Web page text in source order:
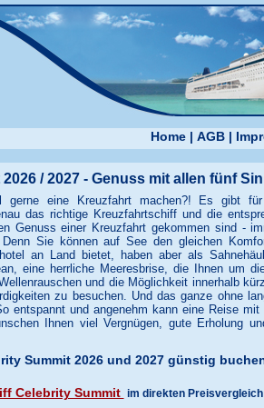
Home | AGB |
/ 2027 - Genuss mit allen fünf
gerne eine Kreuzfahrt machen?! Es gibt
das richtige Kreuzfahrtschiff und die
Genuss einer Kreuzfahrt gekommen sind -
Denn Sie können auf See den gleichen
an Land bietet, haben aber als
eine herrliche Meeresbrise, die Ihnen um
und die Möglichkeit innerhalb
zu besuchen. Und das ganze ohne
entspannt und angenehm kann eine Reise
Ihnen viel Vergnügen, gute Erholung
Summit 2026 und 2027 günstig
Celebrity Summit im direkten Preisvergleich